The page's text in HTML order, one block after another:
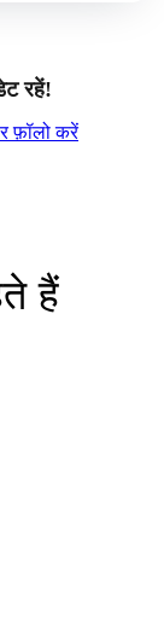
रहें!
फ़ॉलो करें
हैं